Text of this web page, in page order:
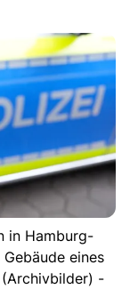
in Hamburg-
eines
(Archivbilder) -